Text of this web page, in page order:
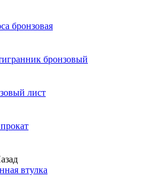
бронзовая
бронзовый
лист
втулка